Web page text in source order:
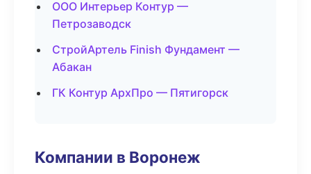
ООО Интерьер Контур —
Петрозаводск
СтройАртель Finish Фундамент —
Абакан
ГК Контур АрхПро — Пятигорск
Компании в Воронеж